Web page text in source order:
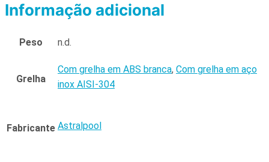
Informação adicional
Peso n.d.
Grelha
Com grelha em ABS branca, Com grelha em aço
inox AISI-304
Fabricante Astralpool